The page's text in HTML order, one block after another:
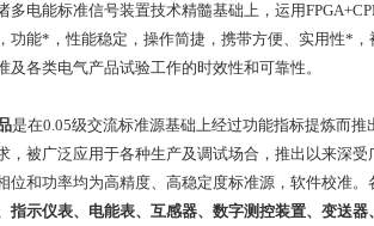
多电能标准信号装置技术精髓基础上，运用
功能*，性能稳定，操作简捷，携带方便、实用性*
及各类电气产品试验工作的时效性和可靠性。
是在0.05级交流标准源基础上经过功能指标提炼而
，被广泛应用于各种生产及调试场合，推出以来深受
位和功率均为高精度、高稳定度标准源，软件校准
指示仪表、电能表、互感器、数字测控装置、变送